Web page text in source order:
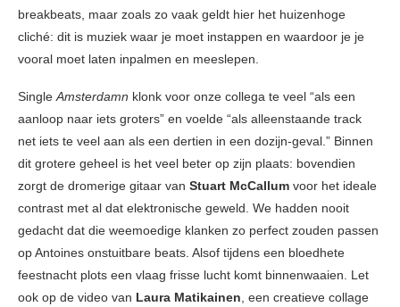
breakbeats, maar zoals zo vaak geldt hier het huizenhoge
cliché: dit is muziek waar je moet instappen en waardoor je je
vooral moet laten inpalmen en meeslepen.
Single Amsterdamn klonk voor onze collega te veel “als een
aanloop naar iets groters” en voelde “als alleenstaande track
net iets te veel aan als een dertien in een dozijn-geval.” Binnen
dit grotere geheel is het veel beter op zijn plaats: bovendien
zorgt de dromerige gitaar van Stuart McCallum voor het ideale
contrast met al dat elektronische geweld. We hadden nooit
gedacht dat die weemoedige klanken zo perfect zouden passen
op Antoines onstuitbare beats. Alsof tijdens een bloedhete
feestnacht plots een vlaag frisse lucht komt binnenwaaien. Let
ook op de video van Laura Matikainen , een creatieve collage